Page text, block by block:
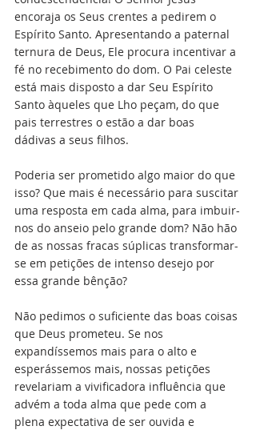
encoraja os Seus crentes a pedirem o
Espírito Santo. Apresentando a paternal
ternura de Deus, Ele procura incentivar a
fé no recebimento do dom. O Pai celeste
está mais disposto a dar Seu Espírito
Santo àqueles que Lho peçam, do que
pais terrestres o estão a dar boas
dádivas a seus filhos.
Poderia ser prometido algo maior do que
isso? Que mais é necessário para suscitar
uma resposta em cada alma, para imbuir-
nos do anseio pelo grande dom? Não hão
de as nossas fracas súplicas transformar-
se em petições de intenso desejo por
essa grande bênção?
Não pedimos o suficiente das boas coisas
que Deus prometeu. Se nos
expandíssemos mais para o alto e
esperássemos mais, nossas petições
revelariam a vivificadora influência que
advém a toda alma que pede com a
plena expectativa de ser ouvida e